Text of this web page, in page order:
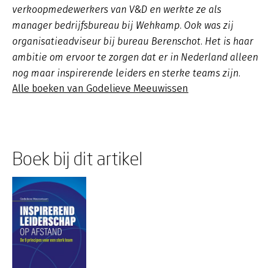
verkoopmedewerkers van V&D en werkte ze als
manager bedrijfsbureau bij Wehkamp. Ook was zij
organisatieadviseur bij bureau Berenschot. Het is haar
ambitie om ervoor te zorgen dat er in Nederland alleen
nog maar inspirerende leiders en sterke teams zijn.
Alle boeken van Godelieve Meeuwissen
Boek bij dit artikel